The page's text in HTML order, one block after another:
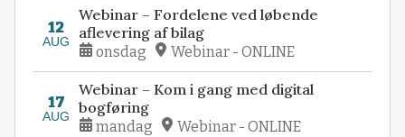
12
AUG
Webinar – Fordelene ved løbende
aflevering af bilag
onsdag Webinar - ONLINE
17
AUG
Webinar – Kom i gang med digital
bogføring
mandag Webinar - ONLINE